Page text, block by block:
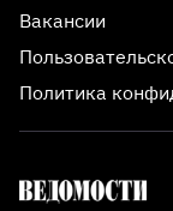
Вакансии
Политика